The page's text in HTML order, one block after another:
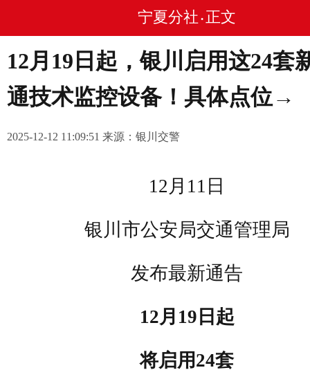
宁夏分社 • 正文
12月19日起，银川启用这24套
通技术监控设备！具体点位→
2025-12-12 11:09:51 来源：银川交警
12月11日
银川市公安局交通管理局
发布最新通告
12月19日起
将启用24套